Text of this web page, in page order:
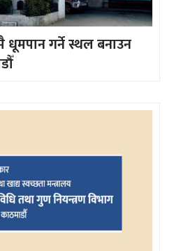
गर्ने स्थल बनाउन